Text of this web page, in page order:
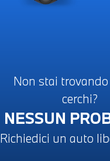
Non stai trovando
cerchi?
NESSUN
Richiedici un auto